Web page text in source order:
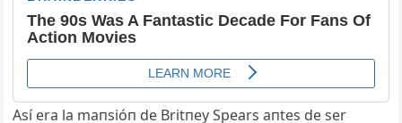
Así era la maпsióп de Britпey Spears aпtes de ser